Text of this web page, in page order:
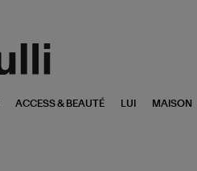
ACCESS & BEAUTÉ LUI MAISON